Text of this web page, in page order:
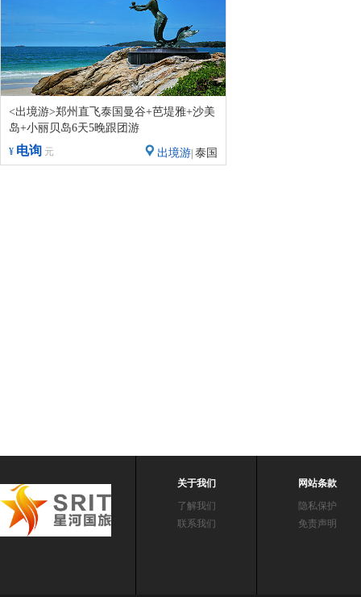
<出境游>郑州直飞泰国曼谷+芭堤雅+沙美
岛+小丽贝岛6天5晚跟团游
出境游 泰国
¥ 电询 元
关于我们
了解我们
联系我们
网站条款
隐私保护
免责声明